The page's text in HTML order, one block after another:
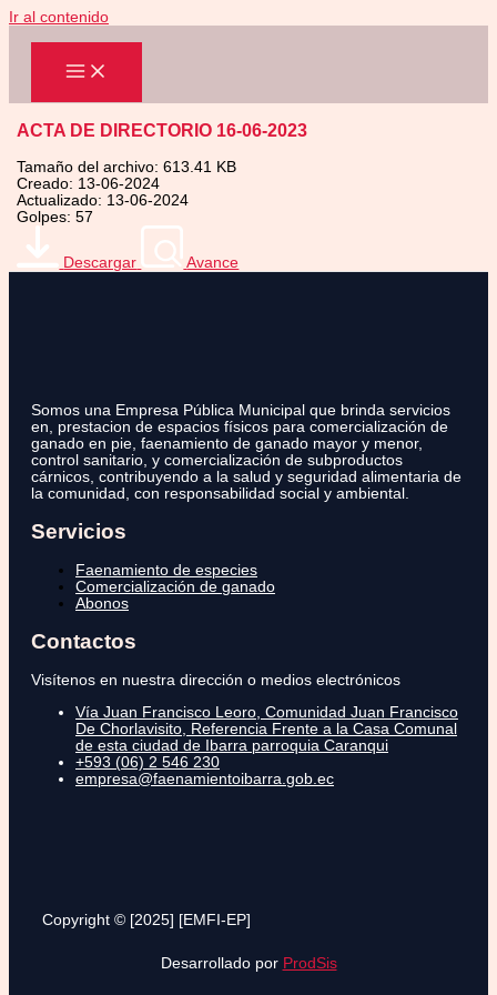
Ir al contenido
ACTA DE DIRECTORIO 16-06-2023
Tamaño del archivo: 613.41 KB
Creado: 13-06-2024
Actualizado: 13-06-2024
Golpes: 57
Descargar Avance
Somos una Empresa Pública Municipal que brinda servicios
en, prestacion de espacios físicos para comercialización de
ganado en pie, faenamiento de ganado mayor y menor,
control sanitario, y comercialización de subproductos
cárnicos, contribuyendo a la salud y seguridad alimentaria de
la comunidad, con responsabilidad social y ambiental.
Servicios
Faenamiento de especies
Comercialización de ganado
Abonos
Contactos
Visítenos en nuestra dirección o medios electrónicos
Vía Juan Francisco Leoro, Comunidad Juan Francisco
De Chorlavisito, Referencia Frente a la Casa Comunal
de esta ciudad de Ibarra parroquia Caranqui
+593 (06) 2 546 230
empresa@faenamientoibarra.gob.ec
Copyright © [2025] [EMFI-EP]
Desarrollado por ProdSis